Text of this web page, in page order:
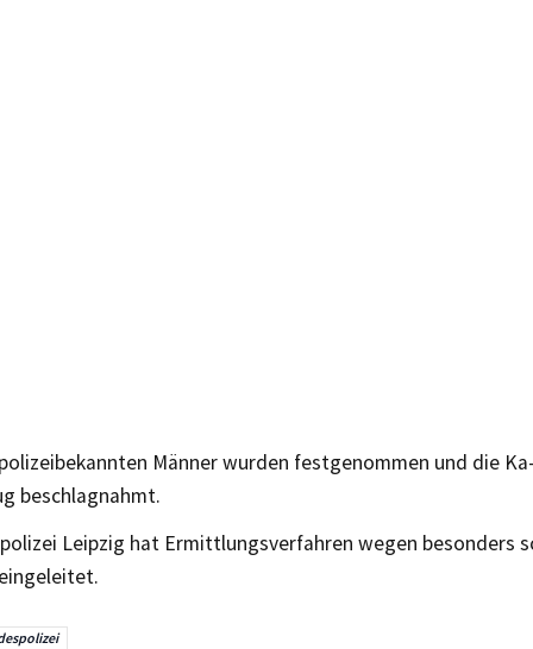
Männer wurden festgenommen und die
beschlagnahmt.
Leipzig hat Ermittlungsverfahren wegen besonders